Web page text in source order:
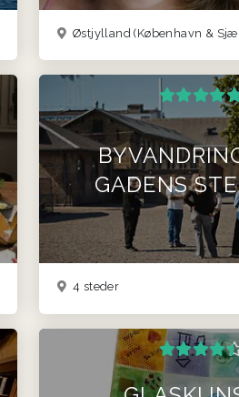
Østjylland(København & Sjælland)
GADENS
4 steder